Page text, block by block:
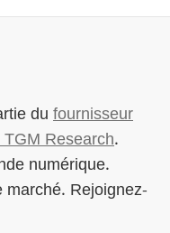
dufournisseur
Research.
numérique.
Rejoignez-